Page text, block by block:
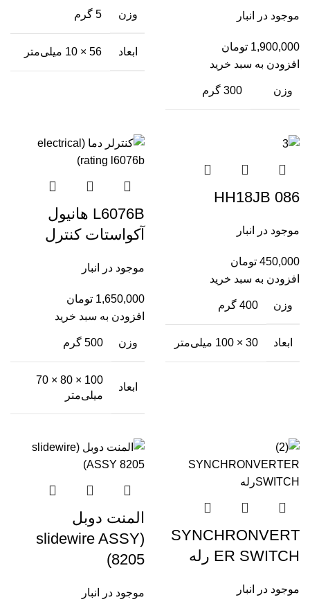
موجود در انبار
1,900,000 تومان
افزودن به سبد خرید
وزن 300 گرم
وزن 5 گرم
ابعاد 56 × 10 میلی‌متر
HH18JB 086
موجود در انبار
450,000 تومان
افزودن به سبد خرید
وزن 400 گرم
ابعاد 30 × 100 میلی‌متر
L6076B هانیول
آکواستات کنترل
موجود در انبار
1,650,000 تومان
افزودن به سبد خرید
وزن 500 گرم
ابعاد
100 × 80 × 70
میلی‌متر
SYNCHRONVERT
ER SWITCH رله
موجود در انبار
المنت دوبل
(slidewire ASSY
8205)
موجود در انبار